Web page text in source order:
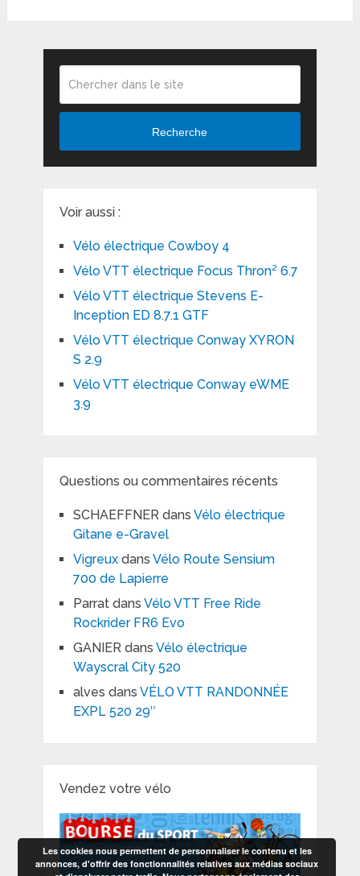
Recherche
Voir aussi :
Vélo électrique Cowboy 4
Vélo VTT électrique Focus Thron² 6.7
Vélo VTT électrique Stevens E-
Inception ED 8.7.1 GTF
Vélo VTT électrique Conway XYRON
S 2.9
Vélo VTT électrique Conway eWME
3.9
Questions ou commentaires récents
SCHAEFFNERdans Vélo électrique
Gitane e-Gravel
Vigreuxdans Vélo Route Sensium
700 de Lapierre
Parratdans Vélo VTT Free Ride
Rockrider FR6 Evo
GANIERdans Vélo électrique
Wayscral City 520
alves dans VÉLO VTT RANDONNÉE
EXPL 520 29″
Vendez votre vélo
Les cookies nous permettent de personnaliser le contenu et les
annonces, d'offrir des fonctionnalités relatives aux médias sociaux